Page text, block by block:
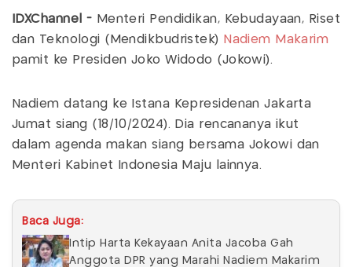
IDXChannel - Menteri Pendidikan, Kebudayaan, Riset
dan Teknologi (Mendikbudristek) Nadiem Makarim
pamit ke Presiden Joko Widodo (Jokowi).
Nadiem datang ke Istana Kepresidenan Jakarta
Jumat siang (18/10/2024). Dia rencananya ikut
dalam agenda makan siang bersama Jokowi dan
Menteri Kabinet Indonesia Maju lainnya.
Baca Juga:
Intip Harta Kekayaan Anita Jacoba Gah
Anggota DPR yang Marahi Nadiem Makarim